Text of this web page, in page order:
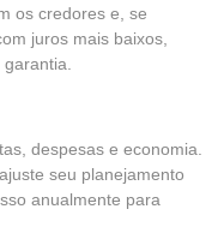
os credores e, se
juros mais baixos,
despesas e economia.
seu planejamento
anualmente para